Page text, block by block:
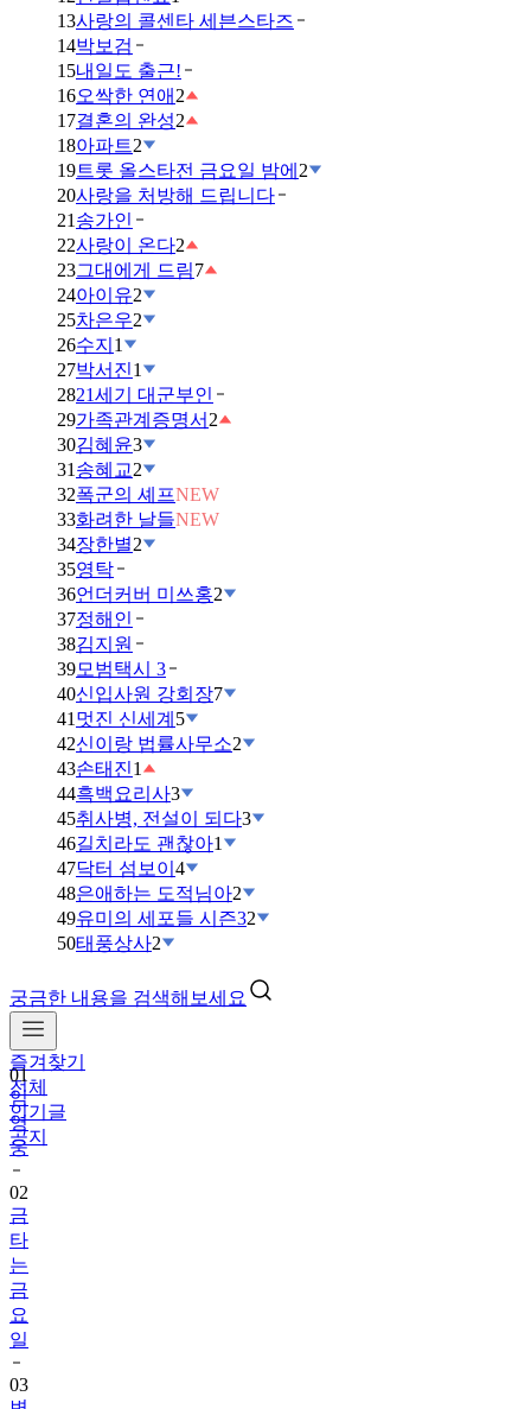
13사랑의 콜센타 세븐스타즈
14박보검
15내일도 출근!
16오싹한 연애 2
17결혼의 완성2
18아파트2
19트롯 올스타전 금요일 밤에 2
20사랑을 처방해 드립니다
21 송가인
22사랑이 온다2
23그대에게 드림7
24아이유2
25차은우2
26수지 1
27박서진1
2821세기 대군부인
29가족관계증명서 2
30김혜윤3
31 송혜교2
32폭군의 셰프NEW
33화려한 날들NEW
34장한별2
35영탁
36언더커버 미쓰홍2
37정해인
38김지원
39모범택시 3
40신입사원 강회장7
41 멋진 신세계 5
42신이랑 법률사무소2
43손태진1
44흑백요리사3
45취사병, 전설이 되다3
46길치라도 괜찮아1
47닥터 섬보이 4
48은애하는 도적님아2
49유미의 세포들 시즌32
50태풍상사2
궁금한 내용을 검색해보세요
즐겨찾기
전체
인기글
공지
01
임
영
웅
02
금
타
는
금
요
일
03